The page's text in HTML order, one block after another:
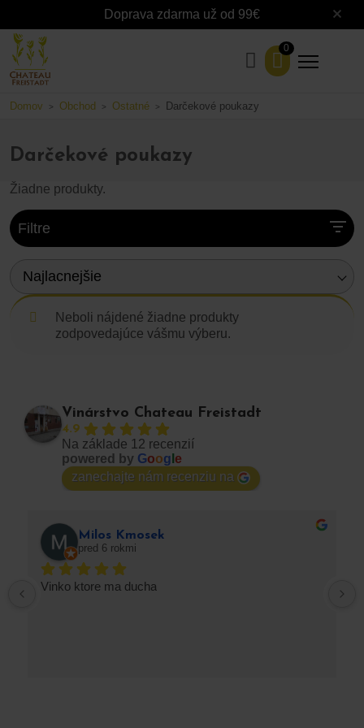
Doprava zdarma už od 99€
0
Domov > Obchod > Ostatné > Darčekové poukazy
Darčekové poukazy
Žiadne produkty.
Filtre
Najlacnejšie
Neboli nájdené žiadne produkty
zodpovedajúce vášmu výberu.
Vinárstvo Chateau Freistadt
4.9
Na základe 12 recenzií
powered by Goog e
zanechajte nám recenziu na
Milos Kmosek
pred 6 rokmi
Vinko ktore ma ducha